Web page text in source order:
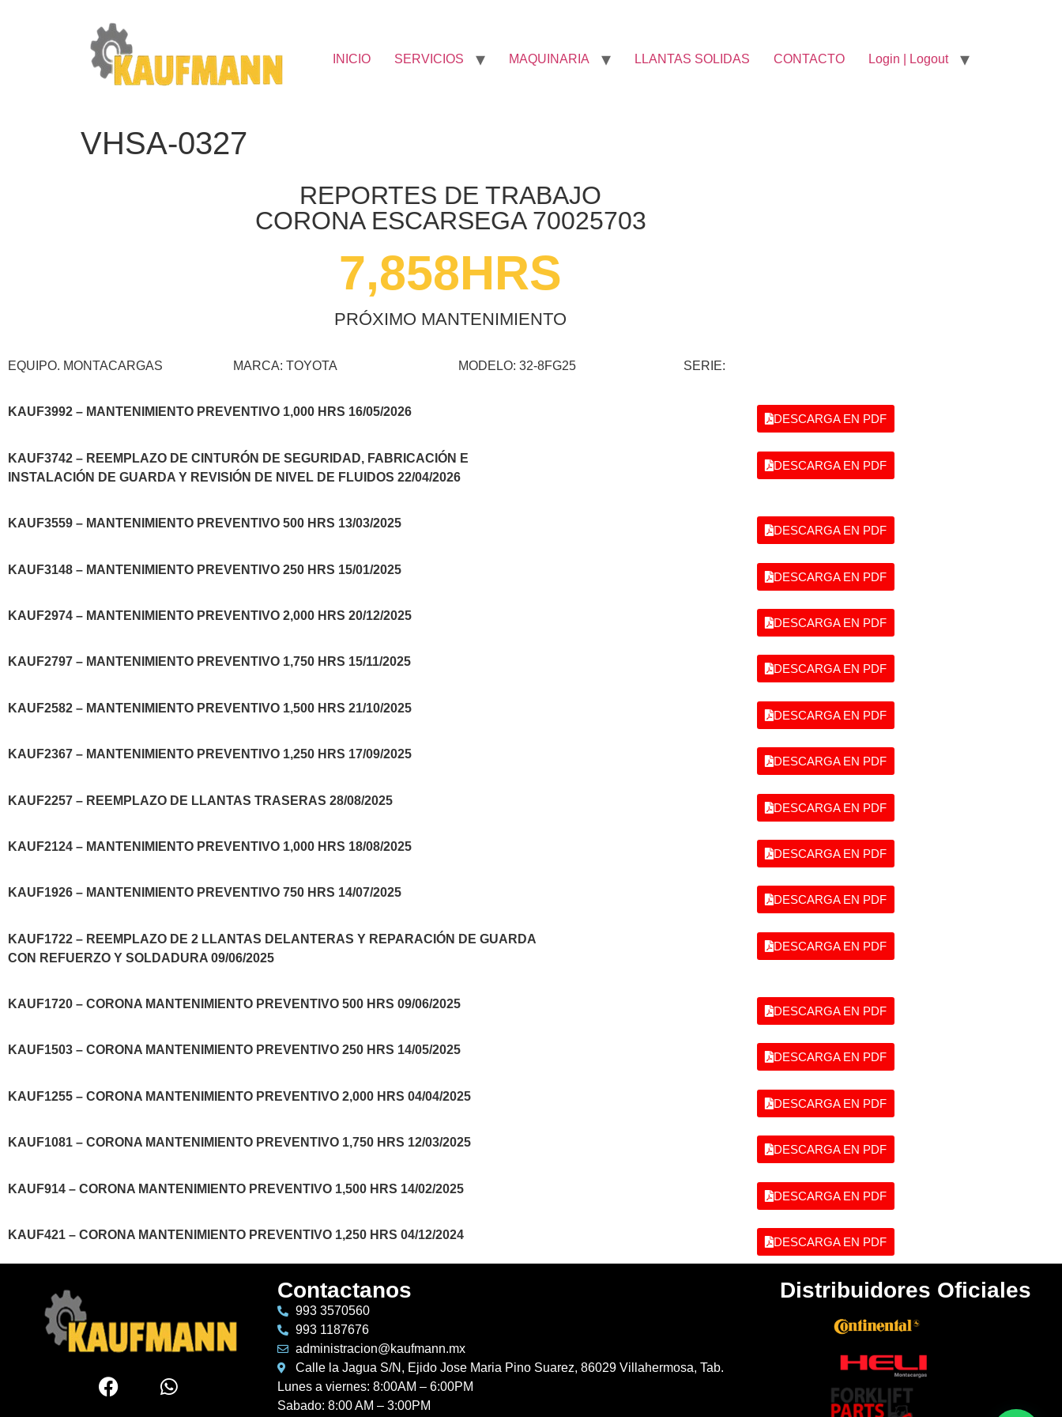
INICIO SERVICIOS MAQUINARIA LLANTAS SOLIDAS CONTACTO Login | Logout
VHSA-0327
REPORTES DE TRABAJO
CORONA ESCARSEGA 70025703
PRÓXIMO MANTENIMIENTO
7,858HRS
EQUIPO. MONTACARGAS MARCA: TOYOTA MODELO: 32-8FG25 SERIE:
KAUF3992 – MANTENIMIENTO PREVENTIVO 1,000 HRS 16/05/2026
DESCARGA EN PDF
KAUF3742 – REEMPLAZO DE CINTURÓN DE SEGURIDAD, FABRICACIÓN E
INSTALACIÓN DE GUARDA Y REVISIÓN DE NIVEL DE FLUIDOS 22/04/2026
DESCARGA EN PDF
KAUF3559 – MANTENIMIENTO PREVENTIVO 500 HRS 13/03/2025
DESCARGA EN PDF
KAUF3148 – MANTENIMIENTO PREVENTIVO 250 HRS 15/01/2025
DESCARGA EN PDF
KAUF2974 – MANTENIMIENTO PREVENTIVO 2,000 HRS 20/12/2025
DESCARGA EN PDF
KAUF2797 – MANTENIMIENTO PREVENTIVO 1,750 HRS 15/11/2025
DESCARGA EN PDF
KAUF2582 – MANTENIMIENTO PREVENTIVO 1,500 HRS 21/10/2025
DESCARGA EN PDF
KAUF2367 – MANTENIMIENTO PREVENTIVO 1,250 HRS 17/09/2025
DESCARGA EN PDF
KAUF2257 – REEMPLAZO DE LLANTAS TRASERAS 28/08/2025
DESCARGA EN PDF
KAUF2124 – MANTENIMIENTO PREVENTIVO 1,000 HRS 18/08/2025
DESCARGA EN PDF
KAUF1926 – MANTENIMIENTO PREVENTIVO 750 HRS 14/07/2025
DESCARGA EN PDF
KAUF1722 – REEMPLAZO DE 2 LLANTAS DELANTERAS Y REPARACIÓN DE GUARDA
CON REFUERZO Y SOLDADURA 09/06/2025
DESCARGA EN PDF
KAUF1720 – CORONA MANTENIMIENTO PREVENTIVO 500 HRS 09/06/2025
DESCARGA EN PDF
KAUF1503 – CORONA MANTENIMIENTO PREVENTIVO 250 HRS 14/05/2025
DESCARGA EN PDF
KAUF1255 – CORONA MANTENIMIENTO PREVENTIVO 2,000 HRS 04/04/2025
DESCARGA EN PDF
KAUF1081 – CORONA MANTENIMIENTO PREVENTIVO 1,750 HRS 12/03/2025
DESCARGA EN PDF
KAUF914 – CORONA MANTENIMIENTO PREVENTIVO 1,500 HRS 14/02/2025
DESCARGA EN PDF
KAUF421 – CORONA MANTENIMIENTO PREVENTIVO 1,250 HRS 04/12/2024
DESCARGA EN PDF
Contactanos
993 3570560
993 1187676
administracion@kaufmann.mx
Calle la Jagua S/N, Ejido Jose Maria Pino Suarez, 86029 Villahermosa, Tab.
Lunes a viernes: 8:00AM – 6:00PM
Sabado: 8:00 AM – 3:00PM
Distribuidores Oficiales